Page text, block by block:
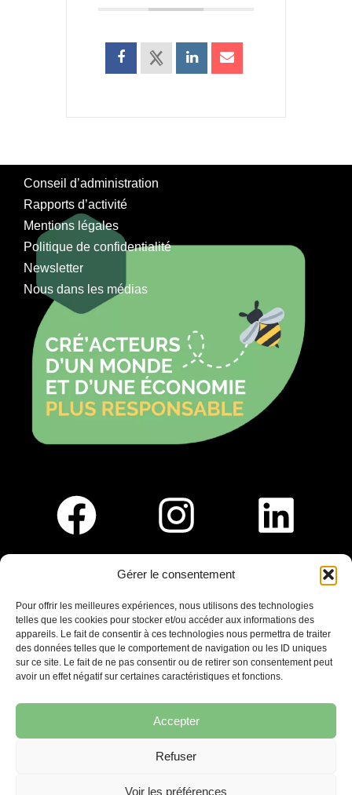
Gérer le consentement
Pour offrir les meilleures expériences, nous utilisons des technologies
telles que les cookies pour stocker et/ou accéder aux informations des
appareils. Le fait de consentir à ces technologies nous permettra de traiter
des données telles que le comportement de navigation ou les ID uniques
sur ce site. Le fait de ne pas consentir ou de retirer son consentement peut
avoir un effet négatif sur certaines caractéristiques et fonctions.
Accepter
Refuser
Voir les préférences
Conseil d’administration
Rapports d’activité
Mentions légales
Politique de confidentialité
Newsletter
Nous dans les médias
Saint-Germain-En-Laye
Ligne R2-Nord
Tramway T13
20mins à pied du RER A